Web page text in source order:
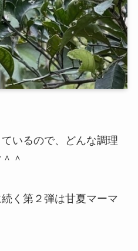
いるので、どんな調理
＾
く第２弾は甘夏マーマ